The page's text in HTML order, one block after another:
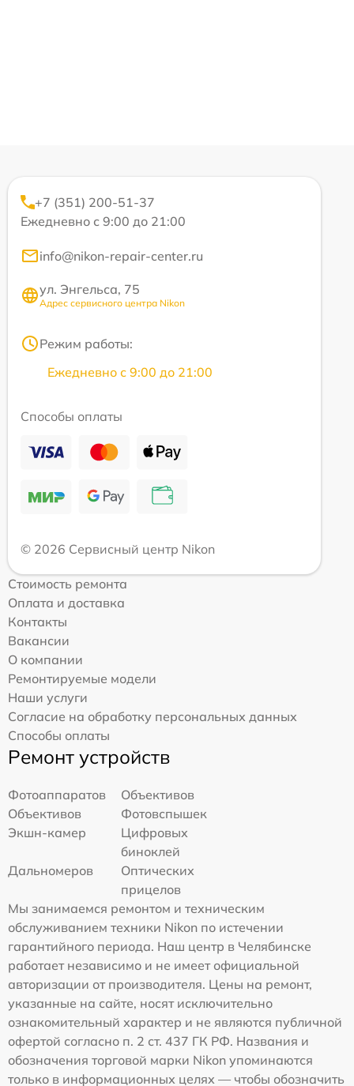
+7 (351) 200-51-37
Ежедневно с 9:00 до 21:00
info@nikon-repair-center.ru
ул. Энгельса, 75
Адрес сервисного центра Nikon
Режим работы:
Ежедневно с 9:00 до 21:00
Способы оплаты
© 2026 Сервисный центр Nikon
Стоимость ремонта
Оплата и доставка
Контакты
Вакансии
О компании
Ремонтируемые модели
Наши услуги
Согласие на обработку персональных данных
Способы оплаты
Ремонт устройств
Фотоаппаратов
Объективов
Объективов
Фотовспышек
Экшн-камер
Цифровых
биноклей
Дальномеров
Оптических
прицелов
Мы занимаемся ремонтом и техническим
обслуживанием техники Nikon по истечении
гарантийного периода. Наш центр в Челябинске
работает независимо и не имеет официальной
авторизации от производителя. Цены на ремонт,
указанные на сайте, носят исключительно
ознакомительный характер и не являются публичной
офертой согласно п. 2 ст. 437 ГК РФ. Названия и
обозначения торговой марки Nikon упоминаются
только в информационных целях — чтобы обозначить